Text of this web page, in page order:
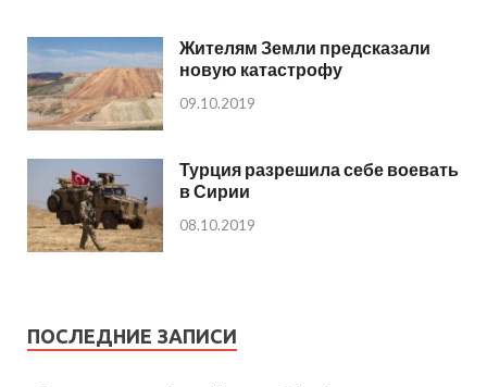
Жителям Земли предсказали
новую катастрофу
09.10.2019
Турция разрешила себе воевать
в Сирии
08.10.2019
ПОСЛЕДНИЕ ЗАПИСИ